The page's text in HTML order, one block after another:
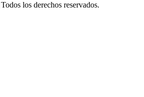
Todos los derechos reservados.